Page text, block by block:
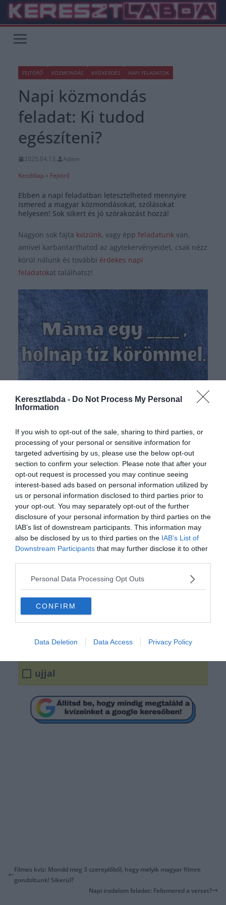
Keresztlabda - Do Not Process My Personal
Information
If you wish to opt-out of the sale, sharing to third parties, or
processing of your personal or sensitive information for
targeted advertising by us, please use the below opt-out
section to confirm your selection. Please note that after your
opt-out request is processed you may continue seeing
interest-based ads based on personal information utilized by
us or personal information disclosed to third parties prior to
your opt-out. You may separately opt-out of the further
disclosure of your personal information by third parties on the
IAB’s list of downstream participants. This information may
also be disclosed by us to third parties on the IAB’s List of
Downstream Participants that may further disclose it to other
Personal Data Processing Opt Outs
CONFIRM
Data Deletion Data Access Privacy Policy
Skip
content
FEJTÖRŐ KÖZMONDÁS KVÍZKÉRDÉS NAPI FELADATOK
Napi közmondás
feladat: Ki tudod
egészíteni?
2025.04.13.
Adam
Kezdőlap » Fejtörő
Ebben a napi feladatban letesztelheted mennyire
ismered a magyar közmondásokat, szólásokat
helyesen! Sok sikert és jó szórakozást hozzá!
Nagyon sok fajta kvízünk, vagy épp feladatunk van,
amivel karbantarthatod az agytekervényeidet, csak nézz
körül nálunk és további érdekes napi
feladatokat találhatsz!
Máma egy _____, holnap
tíz körömmel.
csipettel
kanállal
ujjal
Filmes kvíz: Mondd meg 3 szereplőből, hogy melyik magyar filmre
gondoltunk! Sikerül?
Napi irodalom feladat: Felismered a verset?